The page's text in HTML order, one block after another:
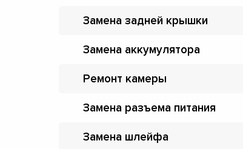
Замена задней крышки
Замена аккумулятора
Ремонт камеры
Замена разъема питания
Замена шлейфа